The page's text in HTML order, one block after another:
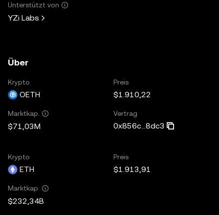
Unterstützt von
YZi Labs
Über
Krypto
OETH
Preis
$1.910,22
Marktkap.
$71,03M
Vertrag
0x856c...8dc3
Krypto
ETH
Preis
$1.913,91
Marktkap.
$232,34B